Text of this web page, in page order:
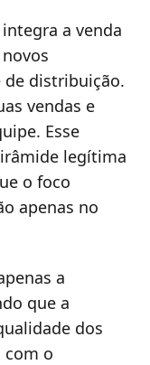
a venda
de distribuição.
vendas e
Esse
legítima
o foco
apenas no
a
que a
dos
com o